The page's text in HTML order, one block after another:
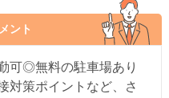
ント
可◎無料の駐車場あり
対策ポイントなど、さ